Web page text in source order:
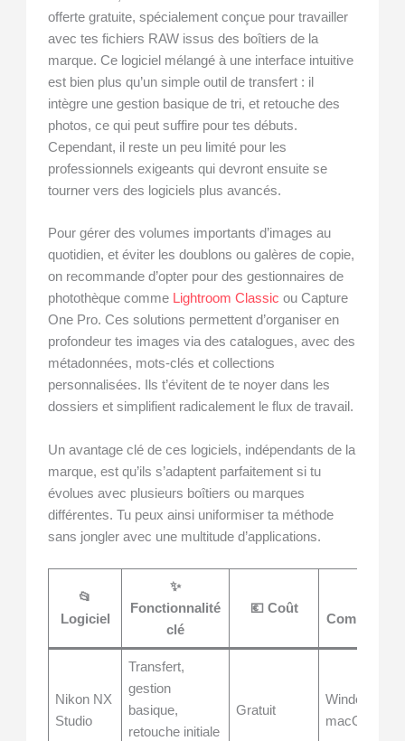
offerte gratuite, spécialement conçue pour travailler
avec tes fichiers RAW issus des boîtiers de la
marque. Ce logiciel mélangé à une interface intuitive
est bien plus qu’un simple outil de transfert : il
intègre une gestion basique de tri, et retouche des
photos, ce qui peut suffire pour tes débuts.
Cependant, il reste un peu limité pour les
professionnels exigeants qui devront ensuite se
tourner vers des logiciels plus avancés.
Pour gérer des volumes importants d’images au
quotidien, et éviter les doublons ou galères de copie,
on recommande d’opter pour des gestionnaires de
photothèque comme Lightroom Classic ou Capture
One Pro. Ces solutions permettent d’organiser en
profondeur tes images via des catalogues, avec des
métadonnées, mots-clés et collections
personnalisées. Ils t’évitent de te noyer dans les
dossiers et simplifient radicalement le flux de travail.
Un avantage clé de ces logiciels, indépendants de la
marque, est qu’ils s’adaptent parfaitement si tu
évolues avec plusieurs boîtiers ou marques
différentes. Tu peux ainsi uniformiser ta méthode
sans jongler avec une multitude d’applications.
📂
Logiciel
✨
Fonctionnalité
clé
💶 Coût
Nikon NX
Studio
Transfert,
gestion
basique,
retouche initiale
Gratuit
Windows,
macOS